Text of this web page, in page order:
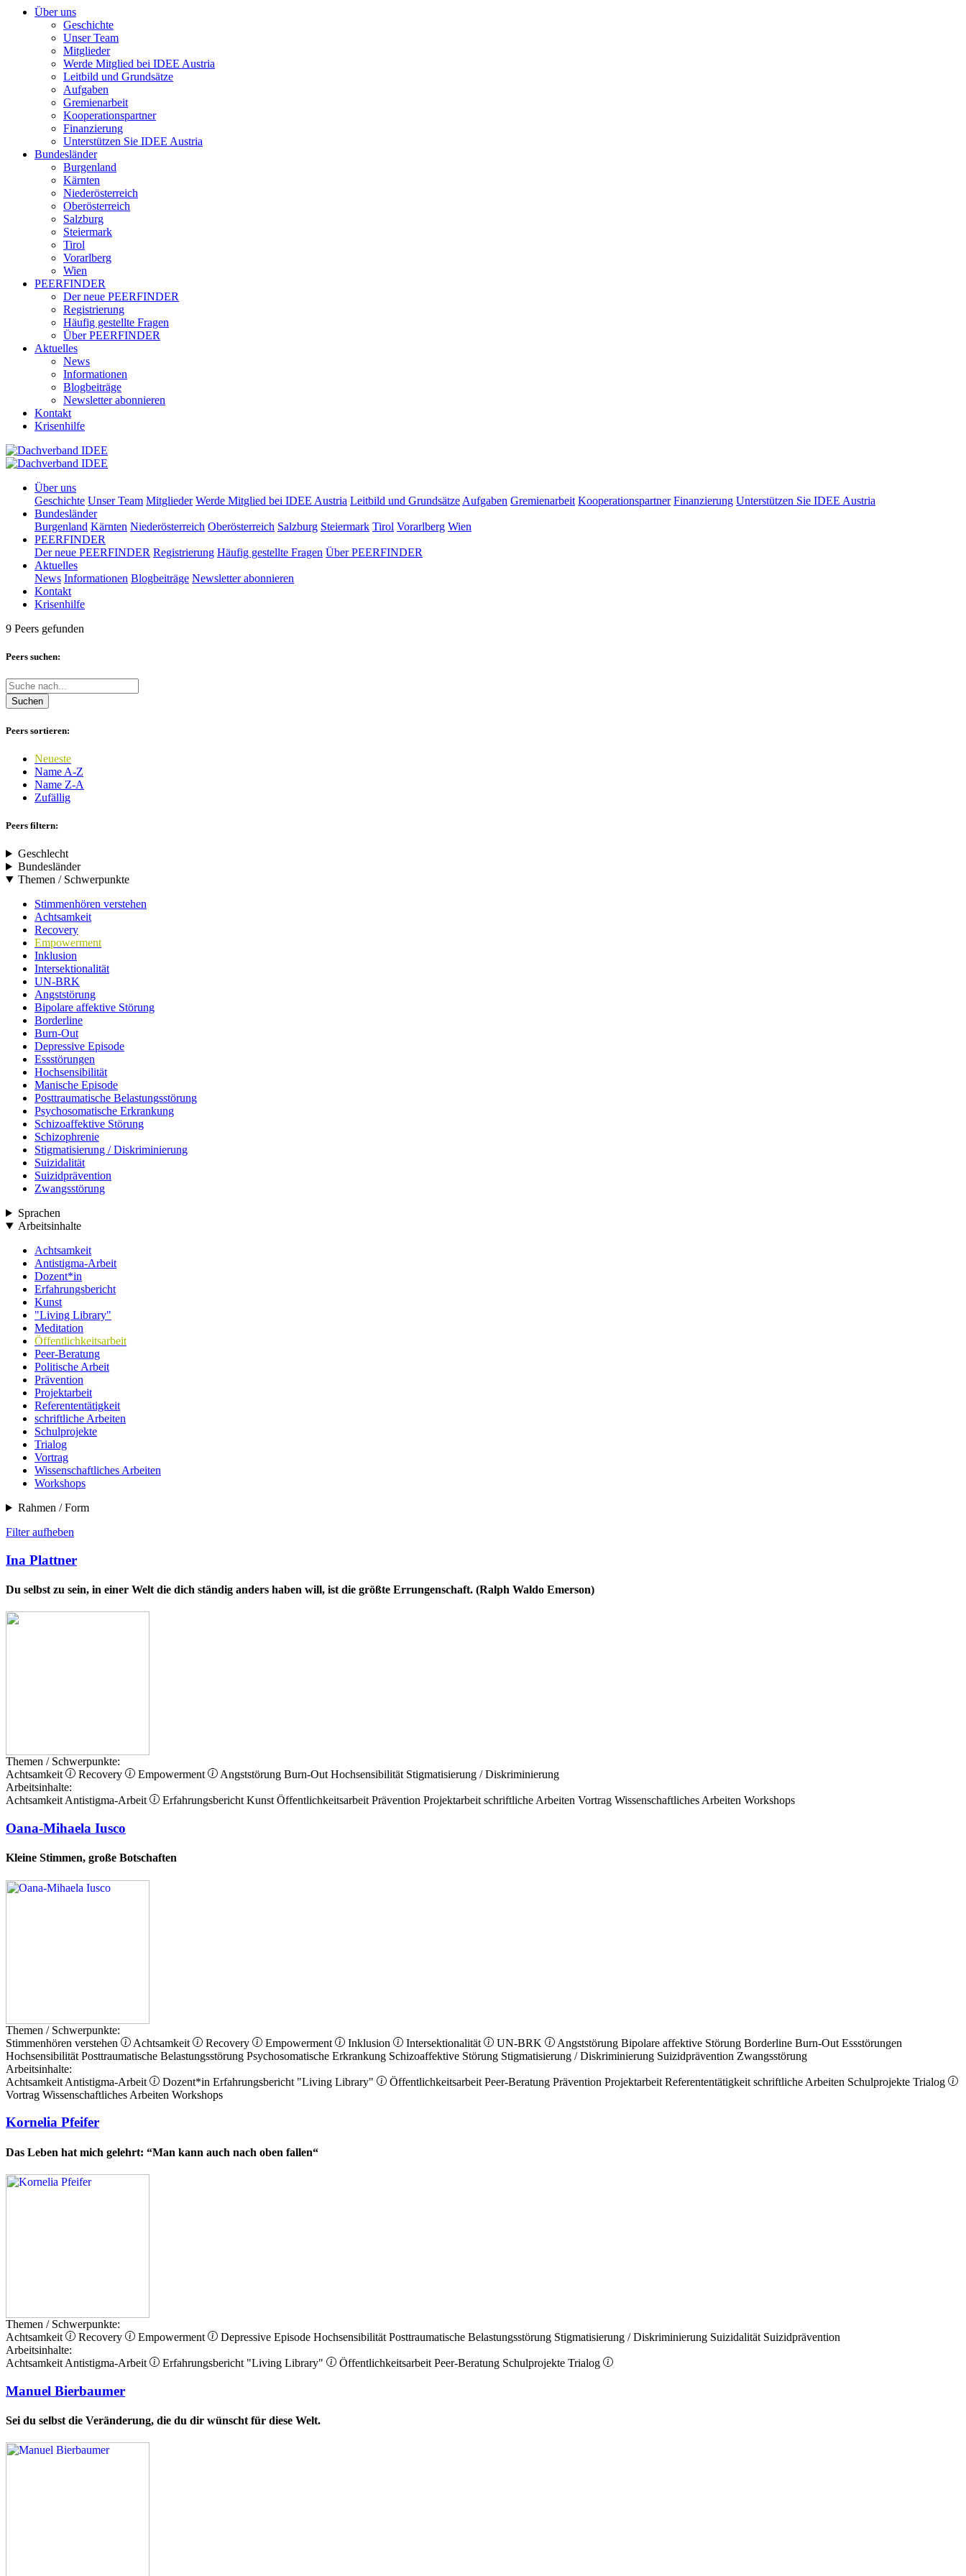
Über uns
Geschichte
Unser Team
Mitglieder
Werde Mitglied bei IDEE Austria
Leitbild und Grundsätze
Aufgaben
Gremienarbeit
Kooperationspartner
Finanzierung
Unterstützen Sie IDEE Austria
Bundesländer
Burgenland
Kärnten
Niederösterreich
Oberösterreich
Salzburg
Steiermark
Tirol
Vorarlberg
Wien
PEERFINDER
Der neue PEERFINDER
Registrierung
Häufig gestellte Fragen
Über PEERFINDER
Aktuelles
News
Informationen
Blogbeiträge
Newsletter abonnieren
Kontakt
Krisenhilfe
Über uns
Geschichte Unser Team Mitglieder Werde Mitglied bei IDEE Austria Leitbild und Grundsätze Aufgaben Gremienarbeit Kooperationspartner Finanzierung Unterstützen Sie IDEE Austria
Bundesländer
Burgenland Kärnten Niederösterreich Oberösterreich Salzburg Steiermark Tirol Vorarlberg Wien
PEERFINDER
Der neue PEERFINDER Registrierung Häufig gestellte Fragen Über PEERFINDER
Aktuelles
News Informationen Blogbeiträge Newsletter abonnieren
Kontakt
Krisenhilfe
9 Peers gefunden
Peers suchen:
Suchen
Peers sortieren:
Neueste
Name A-Z
Name Z-A
Zufällig
Peers filtern:
Geschlecht
Bundesländer
Themen / Schwerpunkte
Stimmenhören verstehen
Achtsamkeit
Recovery
Empowerment
Inklusion
Intersektionalität
UN-BRK
Angststörung
Bipolare affektive Störung
Borderline
Burn-Out
Depressive Episode
Essstörungen
Hochsensibilität
Manische Episode
Posttraumatische Belastungsstörung
Psychosomatische Erkrankung
Schizoaffektive Störung
Schizophrenie
Stigmatisierung / Diskriminierung
Suizidalität
Suizidprävention
Zwangsstörung
Sprachen
Arbeitsinhalte
Achtsamkeit
Antistigma-Arbeit
Dozent*in
Erfahrungsbericht
Kunst
"Living Library"
Meditation
Öffentlichkeitsarbeit
Peer-Beratung
Politische Arbeit
Prävention
Projektarbeit
Referententätigkeit
schriftliche Arbeiten
Schulprojekte
Trialog
Vortrag
Wissenschaftliches Arbeiten
Workshops
Rahmen / Form
Filter aufheben
Ina Plattner
Du selbst zu sein, in einer Welt die dich ständig anders haben will, ist die größte Errungenschaft. (Ralph Waldo Emerson)
Themen / Schwerpunkte:
Achtsamkeit
Recovery Empowerment Angststörung Burn-Out Hochsensibilität Stigmatisierung / Diskriminierung
Arbeitsinhalte:
Achtsamkeit Antistigma-Arbeit Erfahrungsbericht Kunst Öffentlichkeitsarbeit Prävention Projektarbeit schriftliche Arbeiten Vortrag Wissenschaftliches Arbeiten Workshops
Oana-Mihaela Iusco
Kleine Stimmen, große Botschaften
Themen / Schwerpunkte:
Stimmenhören verstehen
Achtsamkeit Recovery Empowerment Inklusion Intersektionalität UN-BRK Angststörung Bipolare affektive Störung Borderline Burn-Out Essstörungen
Hochsensibilität Posttraumatische Belastungsstörung Psychosomatische Erkrankung Schizoaffektive Störung Stigmatisierung / Diskriminierung Suizidprävention Zwangsstörung
Arbeitsinhalte:
Achtsamkeit Antistigma-Arbeit Dozent*in Erfahrungsbericht "Living Library" Öffentlichkeitsarbeit Peer-Beratung Prävention Projektarbeit Referententätigkeit schriftliche Arbeiten Schulprojekte Trialog
Vortrag Wissenschaftliches Arbeiten Workshops
Kornelia Pfeifer
Das Leben hat mich gelehrt: “Man kann auch nach oben fallen“
Themen / Schwerpunkte:
Achtsamkeit
Recovery Empowerment Depressive Episode Hochsensibilität Posttraumatische Belastungsstörung Stigmatisierung / Diskriminierung Suizidalität Suizidprävention
Arbeitsinhalte:
Achtsamkeit Antistigma-Arbeit Erfahrungsbericht "Living Library" Öffentlichkeitsarbeit Peer-Beratung Schulprojekte Trialog
Manuel Bierbaumer
Sei du selbst die Veränderung, die du dir wünscht für diese Welt.